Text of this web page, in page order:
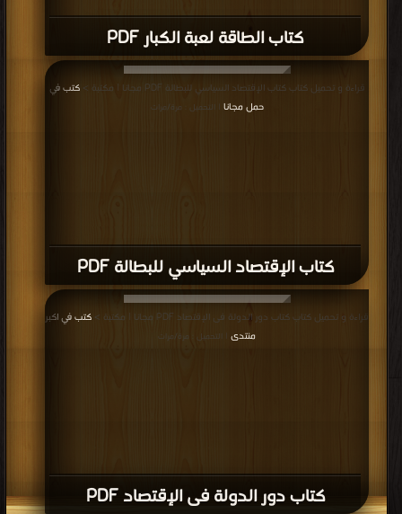
كتاب الطاقة لعبة الكبار PDF
كتاب الإقتصاد السياسي للبطالة PDF
قراءة و تحميل كتاب كتاب الإقتصاد السياسي للبطالة PDF مجانا | مكتبة >
كتب في
حمل مجانا | التحميل : مرة/مرات
كتاب دور الدولة فى الإقتصاد PDF
قراءة و تحميل كتاب كتاب دور الدولة فى الإقتصاد PDF مجانا | مكتبة >
كتب في اكبر
منتدى
| التحميل : مرة/مرات